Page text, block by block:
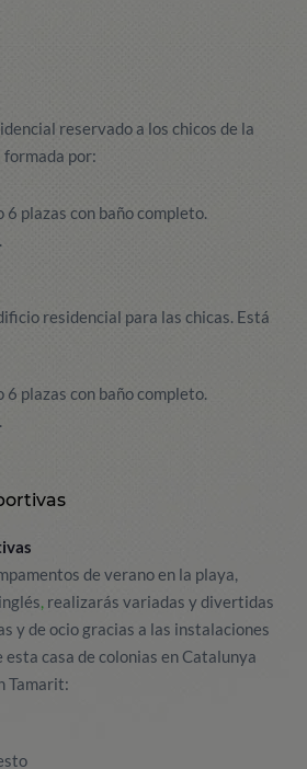
reservado a los chicos de la
formada por:
plazas con baño completo.
residencial para las chicas. Está
plazas con baño completo.
de verano en la playa,
, realizarás variadas y divertidas
y de ocio gracias a las instalaciones
esta casa de colonias en Catalunya
Tamarit: